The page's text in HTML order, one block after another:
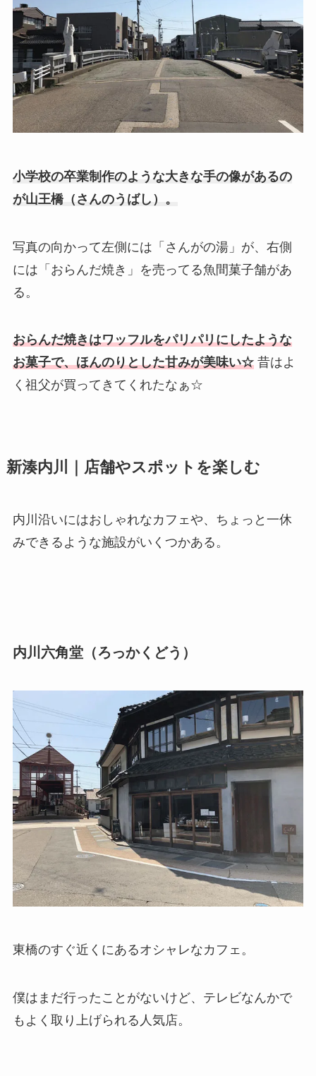
小学校の卒業制作のような大きな手の像があるの
が山王橋（さんのうばし）。
写真の向かって左側には「さんがの湯」が、右側
には「おらんだ焼き」を売ってる魚間菓子舗があ
る。
おらんだ焼きはワッフルをパリパリにしたような
お菓子で、ほんのりとした甘みが美味い☆昔はよ
く祖父が買ってきてくれたなぁ☆
新湊内川｜店舗やスポットを楽しむ
内川沿いにはおしゃれなカフェや、ちょっと一休
みできるような施設がいくつかある。
内川六角堂（ろっかくどう）
東橋のすぐ近くにあるオシャレなカフェ。
僕はまだ行ったことがないけど、テレビなんかで
もよく取り上げられる人気店。